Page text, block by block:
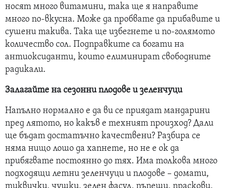
носят много витамини, така ще я направите
много по-вкусна. Може да пробвате да прибавите и
сушени такива. Така ще избегнете и по-голямото
количество сол. Подправките са богати на
антиоксиданти, които елиминират свободните
радикали.
Залагайте на сезонни плодове и зеленчуци
Напълно нормално е да ви се приядат мандарини
пред лятото, но какъв е техният произход? Дали
ще бъдат достатъчно качествени? Разбира се
няма нищо лошо да хапнете, но не е ок да
прибягвате постоянно до тях. Има толкова много
подходящи летни зеленчуци и плодове – домати,